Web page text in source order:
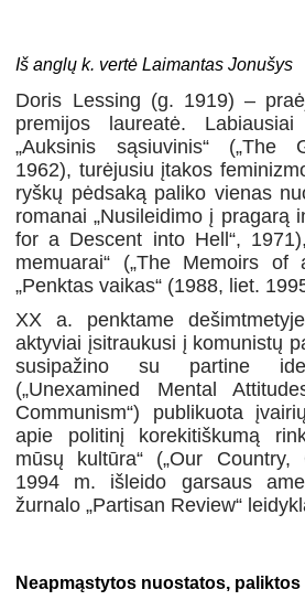
Iš anglų k. vertė Laimantas Jonušys
Doris Lessing (g. 1919) –
premijos laureatė.
„Auksinis sąsiuvinis“ („The
1962), turėjusiu įtakos
ryškų pėdsaką paliko vienas
romanai „Nusileidimo į pragarą
for a Descent into Hell“,
memuarai“ („The Memoirs of
„Penktas vaikas“ (1988, liet.
XX a. penktame
aktyviai įsitraukusi į komunistų
susipažino su partine
(„Unexamined Mental
Communism“) publikuota
apie politinį korekitiškumą
mūsų kultūra“ („Our Country,
1994 m. išleido garsaus
žurnalo „Partisan Review“
Neapmąstytos nuostatos,